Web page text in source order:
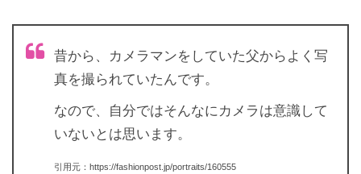
昔から、カメラマンをしていた父からよく写
真を撮られていたんです。
なので、自分ではそんなにカメラは意識して
いないとは思います。
引用元：https://fashionpost.jp/portraits/160555